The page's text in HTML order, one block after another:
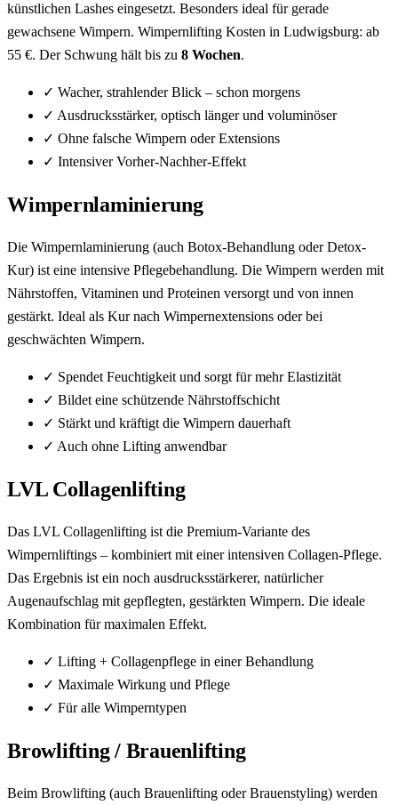
künstlichen Lashes eingesetzt. Besonders ideal für gerade
gewachsene Wimpern. Wimpernlifting Kosten in Ludwigsburg: ab
55 €. Der Schwung hält bis zu 8 Wochen.
✓ Wacher, strahlender Blick – schon morgens
✓ Ausdrucksstärker, optisch länger und voluminöser
✓ Ohne falsche Wimpern oder Extensions
✓ Intensiver Vorher-Nachher-Effekt
Wimpernlaminierung
Die Wimpernlaminierung (auch Botox-Behandlung oder Detox-
Kur) ist eine intensive Pflegebehandlung. Die Wimpern werden mit
Nährstoffen, Vitaminen und Proteinen versorgt und von innen
gestärkt. Ideal als Kur nach Wimpernextensions oder bei
geschwächten Wimpern.
✓ Spendet Feuchtigkeit und sorgt für mehr Elastizität
✓ Bildet eine schützende Nährstoffschicht
✓ Stärkt und kräftigt die Wimpern dauerhaft
✓ Auch ohne Lifting anwendbar
LVL Collagenlifting
Das LVL Collagenlifting ist die Premium-Variante des
Wimpernliftings – kombiniert mit einer intensiven Collagen-Pflege.
Das Ergebnis ist ein noch ausdrucksstärkerer, natürlicher
Augenaufschlag mit gepflegten, gestärkten Wimpern. Die ideale
Kombination für maximalen Effekt.
✓ Lifting + Collagenpflege in einer Behandlung
✓ Maximale Wirkung und Pflege
✓ Für alle Wimperntypen
Browlifting / Brauenlifting
Beim Browlifting (auch Brauenlifting oder Brauenstyling) werden